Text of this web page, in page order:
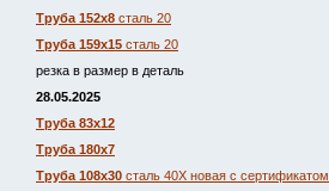
Труба 152х8 сталь 20
Труба 159х15 сталь 20
резка в размер в деталь
28.05.2025
Труба 83х12
Труба 180х7
Труба 108х30 сталь 40Х новая с сертификатом